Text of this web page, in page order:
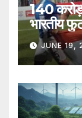
140
भारतीय
JUNE 19,